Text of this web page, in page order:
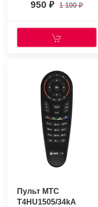
950 1 100
Пульт МТС
T4HU1505/34kA